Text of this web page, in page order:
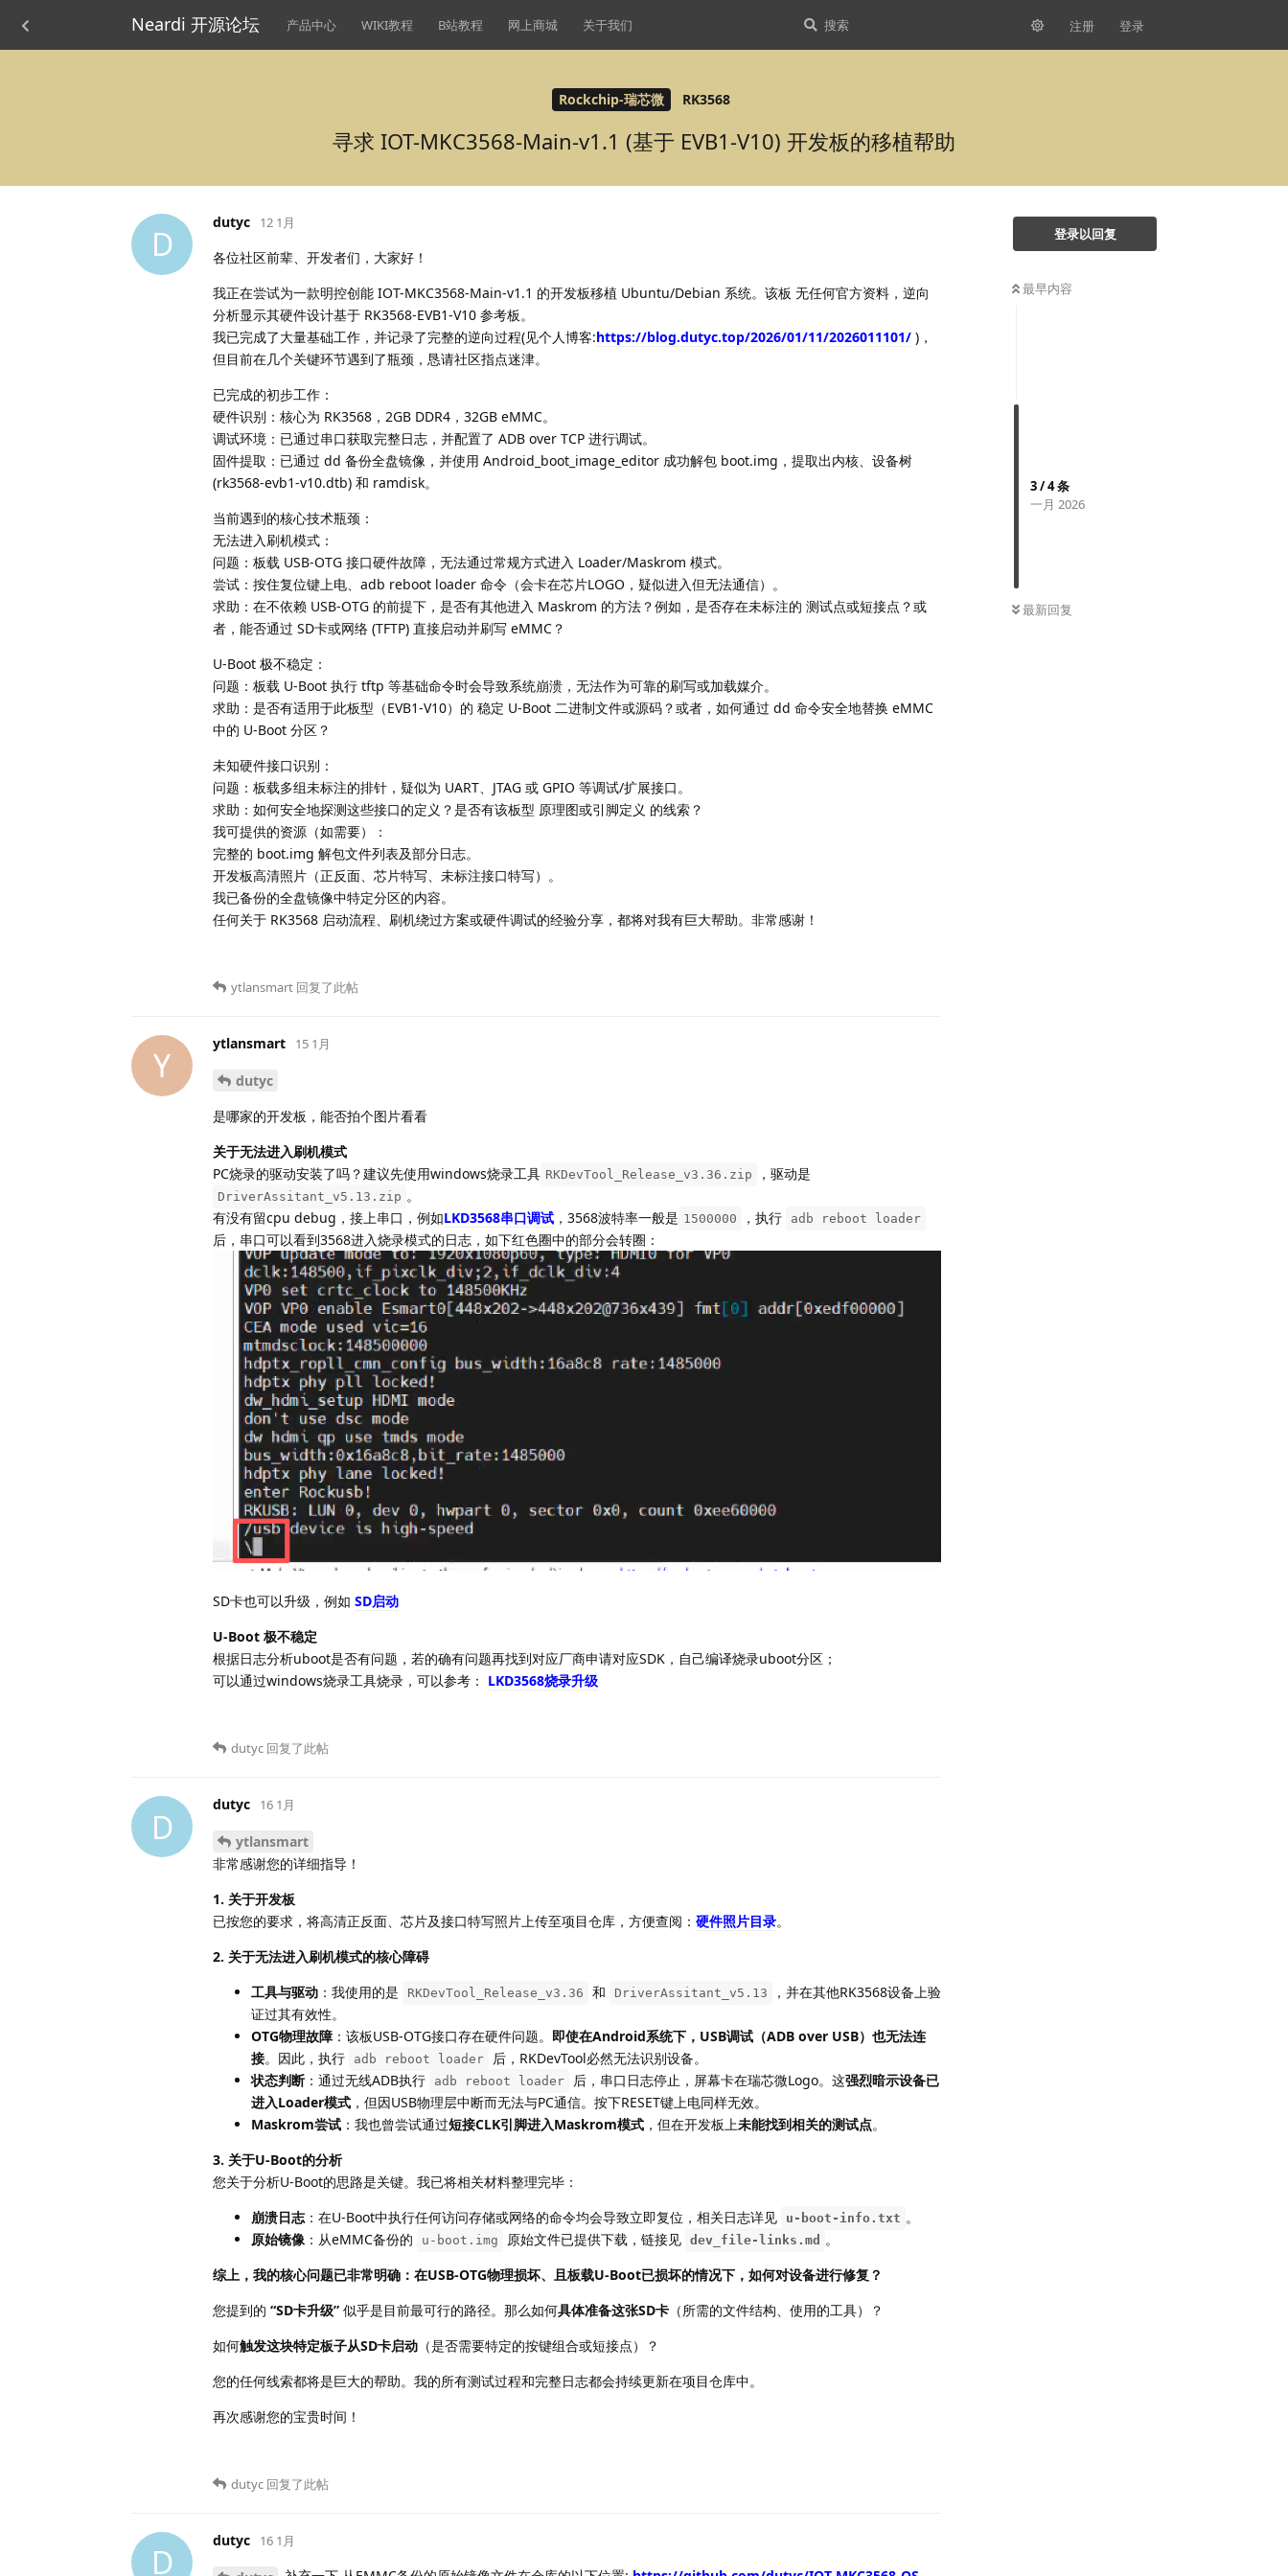
Neardi 开源论坛 产品中心 WIKI教程 B站教程 网上商城 关于我们 注册 登录
Rockchip-瑞芯微 RK3568
寻求 IOT-MKC3568-Main-v1.1 (基于 EVB1-V10) 开发板的移植帮助
登录以回复
最早内容
3/4条
一月 2026
最新回复
D
dutyc 12 1月
各位社区前辈、开发者们，大家好！
我正在尝试为一款明控创能 IOT-MKC3568-Main-v1.1 的开发板移植 Ubuntu/Debian 系统。该板 无任何官方资料，逆向
分析显示其硬件设计基于 RK3568-EVB1-V10 参考板。
我已完成了大量基础工作，并记录了完整的逆向过程(见个人博客:https://blog.dutyc.top/2026/01/11/2026011101/ )，
但目前在几个关键环节遇到了瓶颈，恳请社区指点迷津。
已完成的初步工作：
硬件识别：核心为 RK3568，2GB DDR4，32GB eMMC。
调试环境：已通过串口获取完整日志，并配置了 ADB over TCP 进行调试。
固件提取：已通过 dd 备份全盘镜像，并使用 Android_boot_image_editor 成功解包 boot.img，提取出内核、设备树
(rk3568-evb1-v10.dtb) 和 ramdisk。
当前遇到的核心技术瓶颈：
无法进入刷机模式：
问题：板载 USB-OTG 接口硬件故障，无法通过常规方式进入 Loader/Maskrom 模式。
尝试：按住复位键上电、adb reboot loader 命令（会卡在芯片LOGO，疑似进入但无法通信）。
求助：在不依赖 USB-OTG 的前提下，是否有其他进入 Maskrom 的方法？例如，是否存在未标注的 测试点或短接点？或
者，能否通过 SD卡或网络 (TFTP) 直接启动并刷写 eMMC？
U-Boot 极不稳定：
问题：板载 U-Boot 执行 tftp 等基础命令时会导致系统崩溃，无法作为可靠的刷写或加载媒介。
求助：是否有适用于此板型（EVB1-V10）的 稳定 U-Boot 二进制文件或源码？或者，如何通过 dd 命令安全地替换 eMMC
中的 U-Boot 分区？
未知硬件接口识别：
问题：板载多组未标注的排针，疑似为 UART、JTAG 或 GPIO 等调试/扩展接口。
求助：如何安全地探测这些接口的定义？是否有该板型 原理图或引脚定义 的线索？
我可提供的资源（如需要）：
完整的 boot.img 解包文件列表及部分日志。
开发板高清照片（正反面、芯片特写、未标注接口特写）。
我已备份的全盘镜像中特定分区的内容。
任何关于 RK3568 启动流程、刷机绕过方案或硬件调试的经验分享，都将对我有巨大帮助。非常感谢！
ytlansmart 回复了此帖
Y
ytlansmart 15 1月
dutyc
是哪家的开发板，能否拍个图片看看
关于无法进入刷机模式
PC烧录的驱动安装了吗？建议先使用windows烧录工具 RKDevTool_Release_v3.36.zip ，驱动是
DriverAssitant_v5.13.zip 。
有没有留cpu debug，接上串口，例如LKD3568串口调试 ，3568波特率一般是 1500000 ，执行 adb reboot loader
后，串口可以看到3568进入烧录模式的日志，如下红色圈中的部分会转圈：
SD卡也可以升级，例如 SD启动
U-Boot 极不稳定
根据日志分析uboot是否有问题，若的确有问题再找到对应厂商申请对应SDK，自己编译烧录uboot分区；
可以通过windows烧录工具烧录，可以参考： LKD3568烧录升级
dutyc 回复了此帖
D
dutyc 16 1月
ytlansmart
非常感谢您的详细指导！
1. 关于开发板
已按您的要求，将高清正反面、芯片及接口特写照片上传至项目仓库，方便查阅： 硬件照片目录。
2. 关于无法进入刷机模式的核心障碍
工具与驱动 ：我使用的是 RKDevTool_Release_v3.36 和 DriverAssitant_v5.13
，并在其他RK3568设备上验
证过其有效性。
OTG物理故障 ：该板USB-OTG接口存在硬件问题。 即使在Android系统下，USB调试（ADB over USB）也无法连
接。因此，执行 adb reboot loader
后，RKDevTool必然无法识别设备。
状态判断 ：通过无线ADB执行 adb reboot loader 后，串口日志停止，屏幕卡在瑞芯微Logo。这强烈暗示设备已
进入Loader模式 ，但因USB物理层中断而无法与PC通信。按下RESET键上电同样无效。
Maskrom尝试 ：我也曾尝试通过短接CLK引脚进入Maskrom模式 ，但在开发板上未能找到相关的测试点。
3. 关于U-Boot的分析
您关于分析U-Boot的思路是关键。我已将相关材料整理完毕：
崩溃日志：在U-Boot中执行任何访问存储或网络的命令均会导致立即复位，相关日志详见 u-boot-info.txt 。
原始镜像 ：从eMMC备份的 u-boot.img 原始文件已提供下载，链接见 dev_file-links.md 。
综上，我的核心问题已非常明确：在USB-OTG物理损坏、且板载U-Boot已损坏的情况下，如何对设备进行修复？
您提到的 “SD卡升级” 似乎是目前最可行的路径。那么如何具体准备这张SD卡 （所需的文件结构、使用的工具）？
如何触发这块特定板子从SD卡启动 （是否需要特定的按键组合或短接点）？
您的任何线索都将是巨大的帮助。我的所有测试过程和完整日志都会持续更新在项目仓库中。
再次感谢您的宝贵时间！
dutyc 回复了此帖
D
dutyc 16 1月